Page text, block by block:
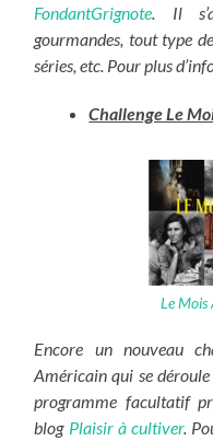
FondantGrignote . Il
gourmandes, tout type
séries, etc. Pour plus
Challenge Le
Le Mois
Encore un nouveau
Américain qui se
programme facultatif
blog Plaisir à cultiver.